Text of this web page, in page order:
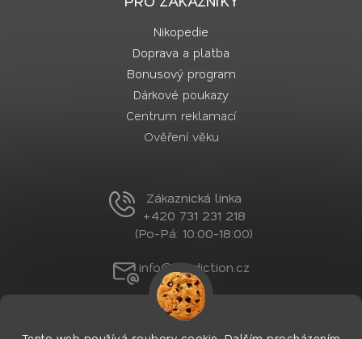
Nikopedie
Doprava a platba
Bonusový program
Dárkové poukazy
Centrum reklamací
Ověření věku
Zákaznická linka
+420 731 231 218
(Po-Pá: 10:00-18:00)
info@nordiction.cz